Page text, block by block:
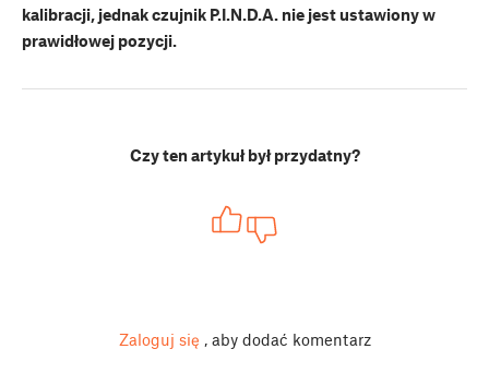
kalibracji, jednak czujnik P.I.N.D.A. nie jest ustawiony w
prawidłowej pozycji.
Czy ten artykuł był przydatny?
Zaloguj się , aby dodać komentarz